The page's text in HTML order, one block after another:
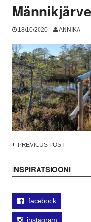
18/10/2020 ANNIKA
Post
PREVIOUS POST
INSPIRATSIOONI
facebook
instagram